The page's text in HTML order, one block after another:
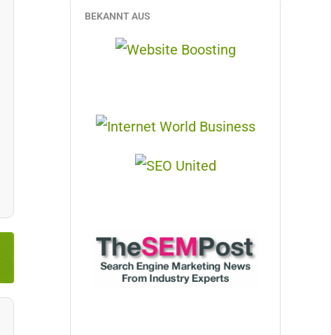
BEKANNT AUS